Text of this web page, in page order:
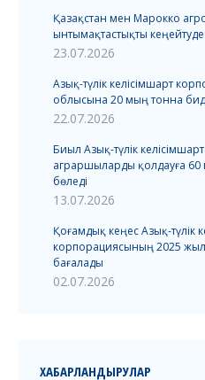
Қазақстан мен Марокко
ынтымақтастықты кеңейтуде
23.07.2026
Азық-түлік келісімшарт
облысына 20 мың тонна
22.07.2026
Биыл Азық-түлік
аграршыларды қолдауға 60
бөледі
13.07.2026
Қоғамдық кеңес Азық-түлік
корпорациясының 2025
бағалады
02.07.2026
ХАБАРЛАНДЫРУЛАР